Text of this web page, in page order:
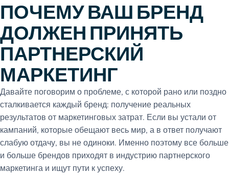
ПОЧЕМУ ВАШ БРЕНД
ДОЛЖЕН ПРИНЯТЬ
ПАРТНЕРСКИЙ
МАРКЕТИНГ
Давайте поговорим о проблеме, с которой рано или поздно
сталкивается каждый бренд: получение реальных
результатов от маркетинговых затрат. Если вы устали от
кампаний, которые обещают весь мир, а в ответ получают
слабую отдачу, вы не одиноки. Именно поэтому все больше
и больше брендов приходят в индустрию партнерского
маркетинга и ищут пути к успеху.